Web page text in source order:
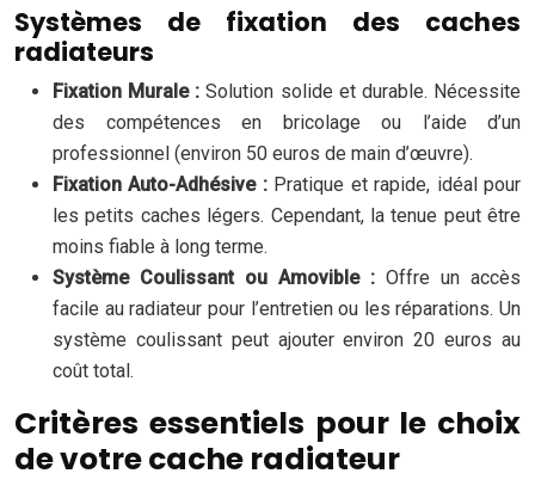
Systèmes de fixation des caches
radiateurs
Fixation Murale :Solution solide et durable. Nécessite
des compétences en bricolage ou l’aide d’un
professionnel (environ 50 euros de main d’œuvre).
Fixation Auto-Adhésive : Pratique et rapide, idéal pour
les petits caches légers. Cependant, la tenue peut être
moins fiable à long terme.
Système Coulissant ou Amovible : Offre un accès
facile au radiateur pour l’entretien ou les réparations. Un
système coulissant peut ajouter environ 20 euros au
coût total.
Critères essentiels pour le choix
de votre cache radiateur